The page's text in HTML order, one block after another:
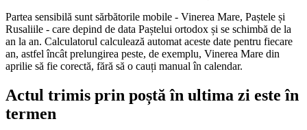
Partea sensibilă sunt sărbătorile mobile - Vinerea Mare, Paștele și
Rusaliile - care depind de data Paștelui ortodox și se schimbă de la
an la an. Calculatorul calculează automat aceste date pentru fiecare
an, astfel încât prelungirea peste, de exemplu, Vinerea Mare din
aprilie să fie corectă, fără să o cauți manual în calendar.
Actul trimis prin poștă în ultima zi este în
termen